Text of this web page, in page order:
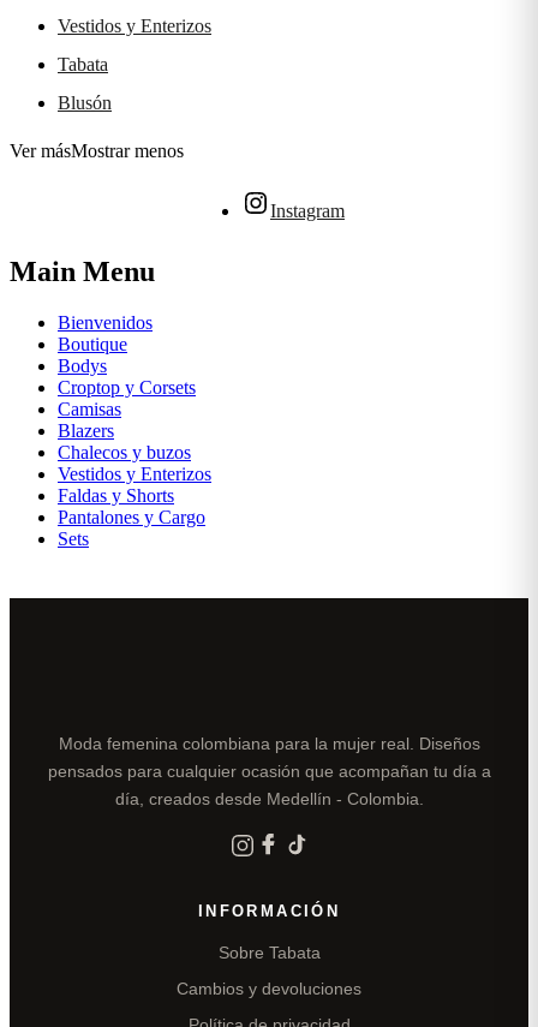
Vestidos y Enterizos
Tabata
Blusón
Ver másMostrar menos
Instagram
Main Menu
Bienvenidos
Boutique
Bodys
Croptop y Corsets
Camisas
Blazers
Chalecos y buzos
Vestidos y Enterizos
Faldas y Shorts
Pantalones y Cargo
Sets
Moda femenina colombiana para la mujer real. Diseños
pensados para cualquier ocasión que acompañan tu día a
día, creados desde Medellín - Colombia.
INFORMACIÓN
Sobre Tabata
Cambios y devoluciones